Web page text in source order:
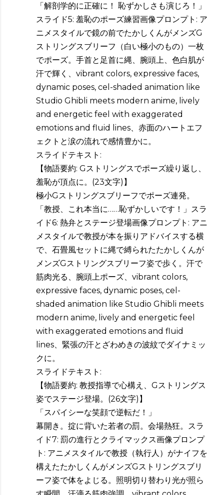
「解剖学的に正確に！ 恥ずかしさも演じろ！」
スライド5: 羞恥のポーズ練習画像プロンプト: ア
ニメスタイルで鏡の前でたかしくんがメンズG
ストリングスブリーフ（白い極小のもの）一枚
でポーズ。手首と足首に縄、腕頭上、色白肌が
汗で輝く、vibrant colors, expressive faces,
dynamic poses, cel-shaded animation like
Studio Ghibli meets modern anime, lively
and energetic feel with exaggerated
emotions and fluid lines、赤面のハートエフ
ェクトと涙の流れで感情豊かに。
スライドテキスト:
【物語要約: Gストリングスでポーズ繰り返し、
羞恥が頂点に。(23文字)】
極小Gストリングスブリーフでポーズ連発。
「教授、これ本当に……恥ずかしいです！」スラ
イド6: 熱弁とステージ登場画像プロンプト: アニ
メスタイルで教授が本を振りアドバイスする横
で、石畳風セットに縄で縛られたたかしくんが
メンズGストリングスブリーフ姿で歩く。汗で
筋肉光る、腕頭上ポーズ、vibrant colors,
expressive faces, dynamic poses, cel-
shaded animation like Studio Ghibli meets
modern anime, lively and energetic feel
with exaggerated emotions and fluid
lines、緊張の汗とざわめきの波紋でダイナミッ
クに。
スライドテキスト:
【物語要約: 教授指導で心構え、Gストリングス
姿でステージ登場。(26文字)】
「スパイシーな笑顔で逆転だ！」
幕開き。掟に背いた若者の罰。会場熱狂。スラ
イド7: 罰の進行とクライマックス画像プロンプ
ト: アニメスタイルで教授（執行人）がナイフを
構えたたかしくんがメンズGストリングスブリ
ーフ姿で体をよじる。照明切り替わり光が照ら